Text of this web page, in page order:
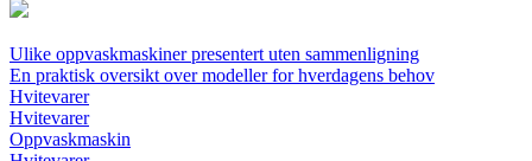
Ulike oppvaskmaskiner presentert uten sammenligning
En praktisk oversikt over modeller for hverdagens behov
Hvitevarer
Hvitevarer
Oppvaskmaskin